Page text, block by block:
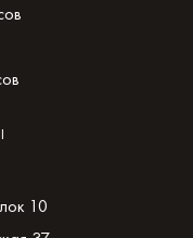
10